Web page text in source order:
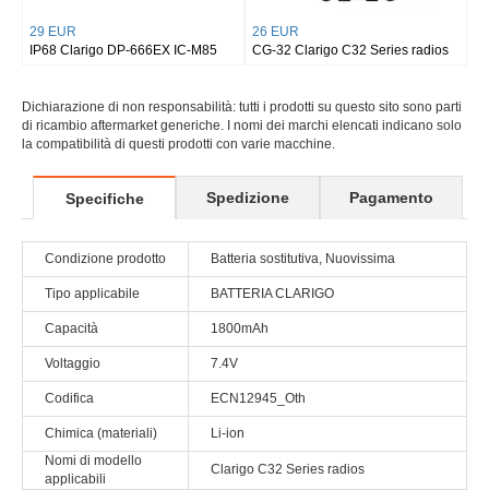
29 EUR
IP68 Clarigo DP-666EX IC-M85
26 EUR
CG-32 Clarigo C32 Series radios
Dichiarazione di non responsabilità: tutti i prodotti su questo sito sono parti
di ricambio aftermarket generiche. I nomi dei marchi elencati indicano solo
la compatibilità di questi prodotti con varie macchine.
Specifiche Spedizione Pagamento
Condizione prodotto Batteria sostitutiva, Nuovissima
Tipo applicabile BATTERIA CLARIGO
Capacità 1800mAh
Voltaggio 7.4V
Codifica ECN12945_Oth
Chimica (materiali)
Li-ion
Nomi di modello
applicabili
Clarigo C32 Series radios